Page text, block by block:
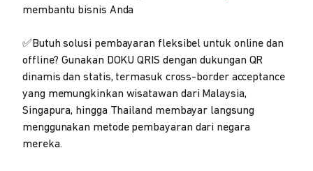
membantu bisnis Anda
✅Butuh solusi pembayaran fleksibel untuk online dan
offline? Gunakan DOKU QRIS dengan dukungan QR
dinamis dan statis, termasuk cross-border acceptance
yang memungkinkan wisatawan dari Malaysia,
Singapura, hingga Thailand membayar langsung
menggunakan metode pembayaran dari negara
mereka.